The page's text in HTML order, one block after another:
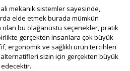
mekanik sistemler sayesinde,
elde etmek burada mümkün
olan bu olağanüstü seçenekler, pratik
gerçekten insanlara çok büyük
ergonomik ve sağlıklı ürün tercihleri
alternatifleri sizin için gerçekten büyük